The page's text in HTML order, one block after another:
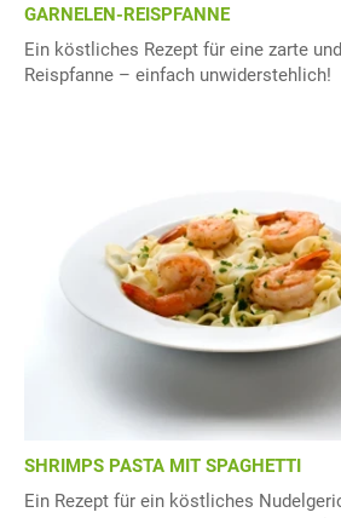
GARNELEN-REISPFANNE
Ein köstliches Rezept für eine zarte
Reispfanne – einfach unwiderstehlich!
SHRIMPS PASTA MIT SPAGHETTI
Ein Rezept für ein köstliches